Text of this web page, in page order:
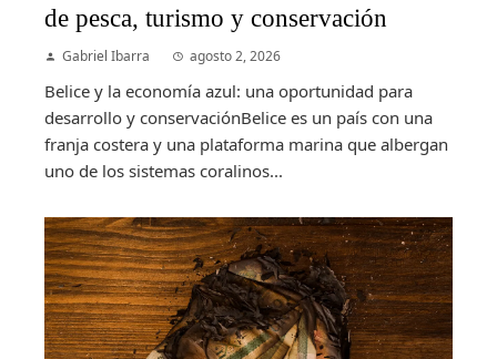
de pesca, turismo y conservación
Gabriel Ibarra agosto 2, 2026
Belice y la economía azul: una oportunidad para
desarrollo y conservaciónBelice es un país con una
franja costera y una plataforma marina que albergan
uno de los sistemas coralinos...